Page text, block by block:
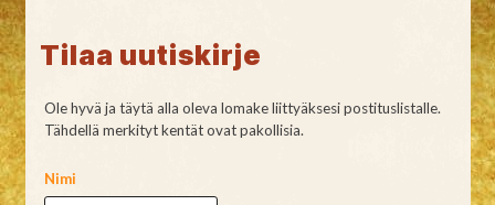
Tilaa uutiskirje
Ole hyvä ja täytä alla oleva lomake liittyäksesi postituslistalle.
Tähdellä merkityt kentät ovat pakollisia.
Nimi